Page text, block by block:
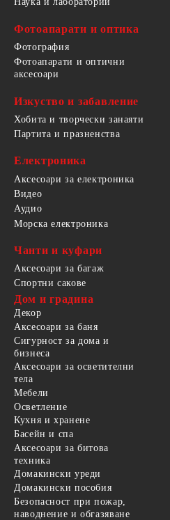
Фотоапарати и оптика
Фотография
Фотоапарати и оптични
аксесоари
Изкуство и забавление
Хобита и творчески занаяти
Партита и празненства
Електроника
Аксесоари за електроника
Видео
Аудио
Морска електроника
Чанти и куфари
Аксесоари за багаж
Спортни сакове
Дом и градина
Декор
Аксесоари за баня
Сигурност за дома и
бизнеса
Аксесоари за осветителни
тела
Мебели
Осветление
Кухня и хранене
Басейн и спа
Аксесоари за битова
техника
Домакински уреди
Домакински пособия
Безопасност при пожар,
наводнение и обгазяване